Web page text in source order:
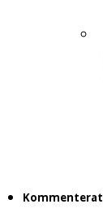
Kommenterat